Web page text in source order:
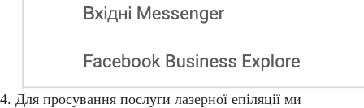
4. Для просування послуги лазерної епіляції ми